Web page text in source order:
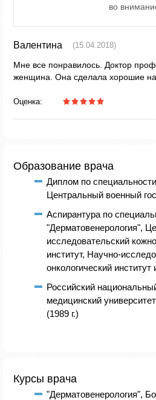
во
Валентина (15.04.2018)
Мне все понравилось. Доктор
женщина. Она сделала хорошие
Оценка:
Образование врача
Диплом по
Центральный военный
Аспирантура по
"Дерматовенерология",
исследовательский
институт, Научно-
онкологический
Российский
медицинский
(1989 г.)
Курсы врача
"Дерматовенерология",